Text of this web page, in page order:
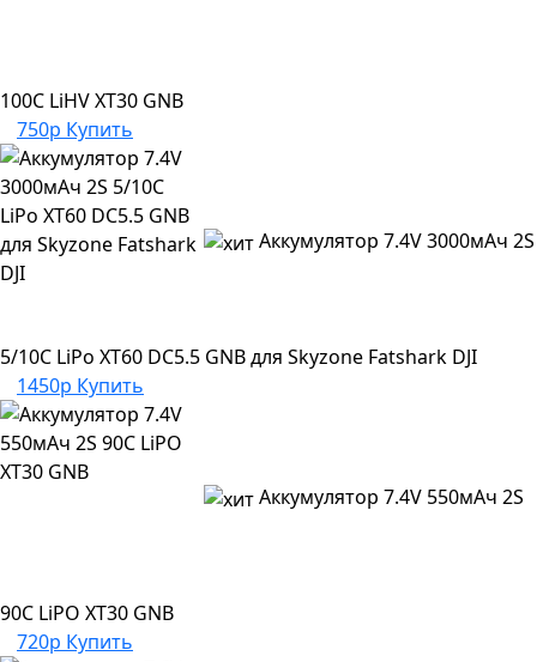
100C LiHV XT30 GNB
750р Купить
Аккумулятор 7.4V 3000мАч 2S
5/10C LiPo XT60 DC5.5 GNB для Skyzone Fatshark DJI
1450р Купить
Аккумулятор 7.4V 550мАч 2S
90C LiPO XT30 GNB
720р Купить